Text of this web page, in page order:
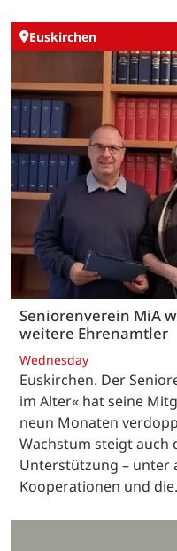
Euskirchen
Seniorenverein MiA
weitere Ehrenamtler
Wednesday
Euskirchen. Der
im Alter« hat seine
neun Monaten
Wachstum steigt auch
Unterstützung – unter
Kooperationen und